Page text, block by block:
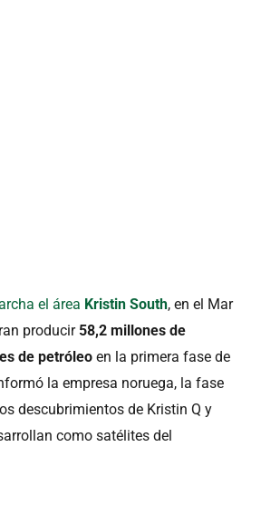
el área Kristin South, en el Mar
producir58,2 millones de
de petróleo en la primera fase de
la empresa noruega, la fase
descubrimientos de Kristin Q y
como satélites del